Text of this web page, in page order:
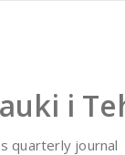
i
quarterly journal